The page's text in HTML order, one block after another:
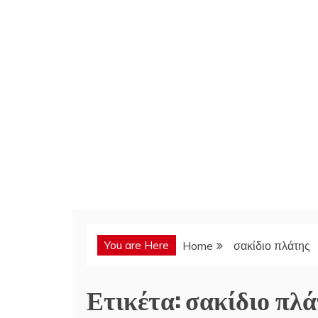
You are Here Home σακίδιο πλάτης
Ετικέτα:σακίδιο